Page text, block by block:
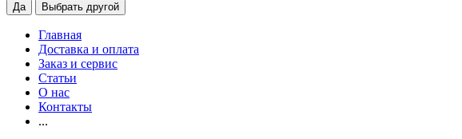
Да Выбрать другой
Главная
Доставка и оплата
Заказ и сервис
Статьи
О нас
Контакты
...